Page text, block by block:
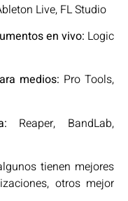
Live, FL Studio
en vivo: Logic
medios: Pro Tools,
Reaper, BandLab,
tienen mejores
otros mejor